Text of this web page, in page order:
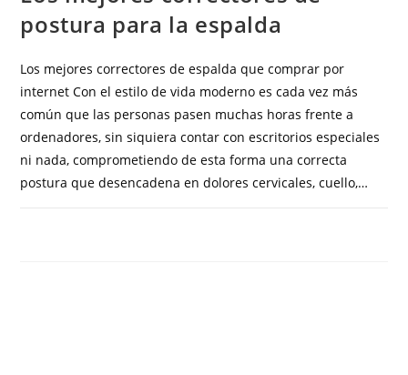
postura para la espalda
Los mejores correctores de espalda que comprar por
internet Con el estilo de vida moderno es cada vez más
común que las personas pasen muchas horas frente a
ordenadores, sin siquiera contar con escritorios especiales
ni nada, comprometiendo de esta forma una correcta
postura que desencadena en dolores cervicales, cuello,…